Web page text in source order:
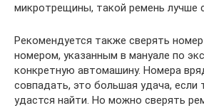
микротрещины, такой ремень лучше
Рекомендуется также сверять
номером, указанным в мануале по
конкретную автомашину. Номера
совпадать, это большая удача, если
удастся найти. Но можно сверять